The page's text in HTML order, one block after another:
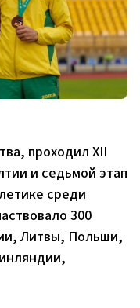
проходил XII
и седьмой этап
среди
300
Литвы, Польши,